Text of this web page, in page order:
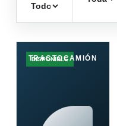
DISPONIBLE
TRACTOCAMIÓN